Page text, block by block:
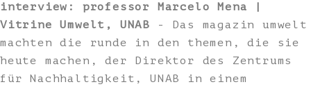
interview: professor Marcelo Mena |
Vitrine Umwelt, UNAB - Das magazin umwelt
machten die runde in den themen, die sie
heute machen, der Direktor des Zentrums
für Nachhaltigkeit, UNAB in einem